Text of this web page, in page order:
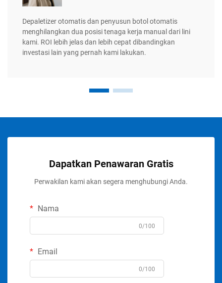
Depaletizer otomatis dan penyusun botol otomatis
menghilangkan dua posisi tenaga kerja manual dari lini
kami. ROI lebih jelas dan lebih cepat dibandingkan
investasi lain yang pernah kami lakukan.
Dapatkan Penawaran Gratis
Perwakilan kami akan segera menghubungi Anda.
Nama
0/100
Email
0/100